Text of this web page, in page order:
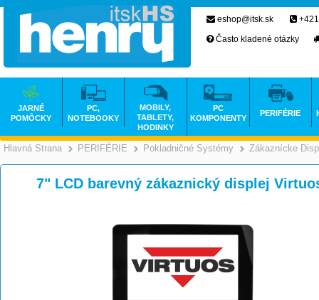
Hlavná Strana >
PERIFÉRIE >
Pokladničné Systémy Zákaznícke
7" LCD barevný zákaznický displej
eshop@itsk.sk
Často kladené otázky
JARNÉ
POMÔCKY
PC,
NOTEBOOKY
MOBILY,
TABLETY,
HODINKY
PC
KOMPONENTY
PERIFÉRIE